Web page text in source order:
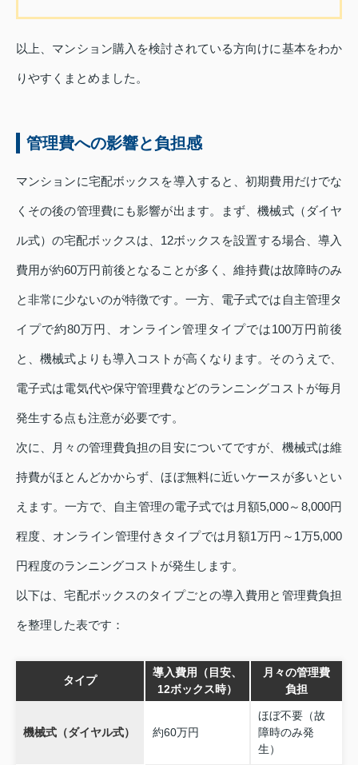
以上、マンション購入を検討されている方向けに基本をわか
りやすくまとめました。
管理費への影響と負担感
マンションに宅配ボックスを導入すると、初期費用だけでな
くその後の管理費にも影響が出ます。まず、機械式（ダイヤ
ル式）の宅配ボックスは、12ボックスを設置する場合、導入
費用が約60万円前後となることが多く、維持費は故障時のみ
と非常に少ないのが特徴です。一方、電子式では自主管理タ
イプで約80万円、オンライン管理タイプでは100万円前後
と、機械式よりも導入コストが高くなります。そのうえで、
電子式は電気代や保守管理費などのランニングコストが毎月
発生する点も注意が必要です。
次に、月々の管理費負担の目安についてですが、機械式は維
持費がほとんどかからず、ほぼ無料に近いケースが多いとい
えます。一方で、自主管理の電子式では月額5,000～8,000円
程度、オンライン管理付きタイプでは月額1万円～1万5,000
円程度のランニングコストが発生します。
以下は、宅配ボックスのタイプごとの導入費用と管理費負担
を整理した表です：
タイプ
導入費用（目安、
12ボックス時）
月々の管理費
負担
機械式（ダイヤル式） 約60万円
ほぼ不要（故
障時のみ発
生）